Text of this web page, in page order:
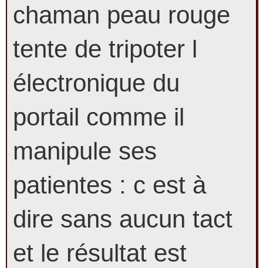
chaman peau rouge
tente de tripoter l
électronique du
portail comme il
manipule ses
patientes : c est à
dire sans aucun tact
et le résultat est